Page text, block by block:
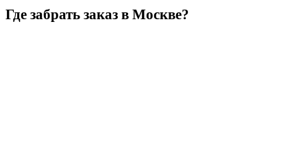
Где забрать заказ в Москве?